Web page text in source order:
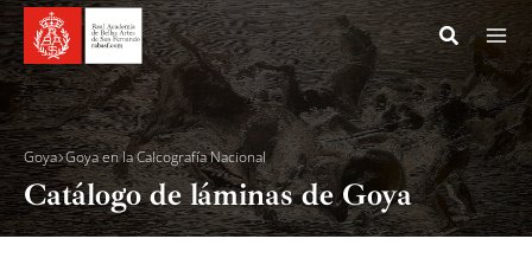
Ir
al
contenido
Goya Goya en la Calcografía Nacional
Catálogo de láminas de Goya